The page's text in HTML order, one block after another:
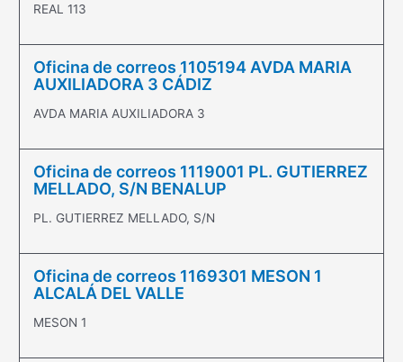
REAL 113
Oficina de correos 1105194 AVDA MARIA
AUXILIADORA 3 CÁDIZ
AVDA MARIA AUXILIADORA 3
Oficina de correos 1119001 PL. GUTIERREZ
MELLADO, S/N BENALUP
PL. GUTIERREZ MELLADO, S/N
Oficina de correos 1169301 MESON 1
ALCALÁ DEL VALLE
MESON 1